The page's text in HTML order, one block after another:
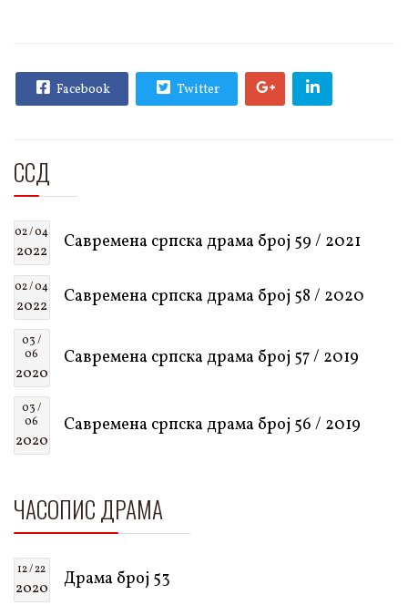
Facebook Twitter
ССД
02 / 04
2022 Савремена српска драма број 59 / 2021
02 / 04
2022 Савремена српска драма број 58 / 2020
03 /
06
2020
Савремена српска драма број 57 / 2019
03 /
06
2020
Савремена српска драма број 56 / 2019
ЧАСОПИС ДРАМА
12 / 22
2020 Драма број 53